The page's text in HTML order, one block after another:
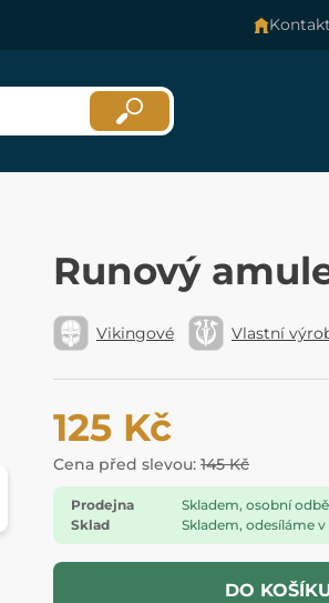
Runový
Vikingové Vlastní
125 Kč
Cena před slevou: 145 Kč
Prodejna
Skladem, osobní
Sklad
Skladem, odesíláme
DO